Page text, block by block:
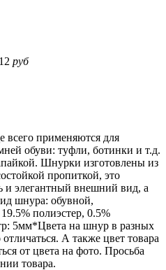
12 руб
применяются для
обуви: туфли, ботинки и т.д.
Шнурки изготовлены из
пропиткой, это
и элегантный внешний вид, а
шнура: обувной,
полиэстер, 0.5%
5мм*Цвета на шнур в разных
А также цвет товара
от цвета на фото. Просьба
товара.